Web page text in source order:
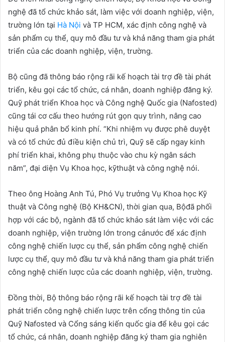
nghệ đã tổ chức khảo sát, làm việc với doanh nghiệp, viện,
trường lớn tại Hà Nội và TP HCM, xác định công nghệ và
sản phẩm cụ thể, quy mô đầu tư và khả năng tham gia phát
triển của các doanh nghiệp, viện, trường.
Bộ cũng đã thông báo rộng rãi kế hoạch tài trợ đề tài phát
triển, kêu gọi các tổ chức, cá nhân, doanh nghiệp đăng ký.
Quỹ phát triển Khoa học và Công nghệ Quốc gia (Nafosted)
cũng tái cơ cấu theo hướng rút gọn quy trình, nâng cao
hiệu quả phân bổ kinh phí. “Khi nhiệm vụ được phê duyệt
và có tổ chức đủ điều kiện chủ trì, Quỹ sẽ cấp ngay kinh
phí triển khai, không phụ thuộc vào chu kỳ ngân sách
năm”, đại diện Vụ Khoa học, kỹthuật và công nghệ nói.
Theo ông Hoàng Anh Tú, Phó Vụ trưởng Vụ Khoa học Kỹ
thuật và Công nghệ (Bộ KH&CN), thời gian qua, Bộđã phối
hợp với các bộ, ngành đã tổ chức khảo sát làm việc với các
doanh nghiệp, viện trường lớn trong cảnước để xác định
công nghệ chiến lược cụ thể, sản phẩm công nghệ chiến
lược cụ thể, quy mô đầu tư và khả năng tham gia phát triển
công nghệ chiến lược của các doanh nghiệp, viện, trường.
Đồng thời, Bộ thông báo rộng rãi kế hoạch tài trợ đề tài
phát triển công nghệ chiến lược trên cổng thông tin của
Quỹ Nafosted và Cổng sáng kiến quốc gia để kêu gọi các
tổ chức, cá nhân, doanh nghiệp đăng ký tham gia nghiên